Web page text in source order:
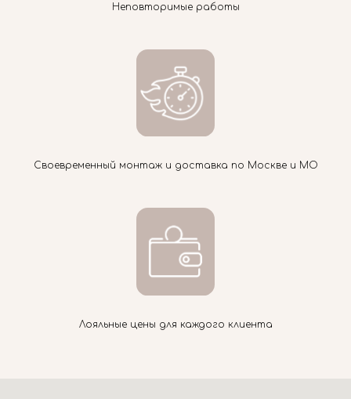
Неповторимые работы
Своевременный монтаж и доставка по Москве и МО
Лояльные цены для каждого клиента